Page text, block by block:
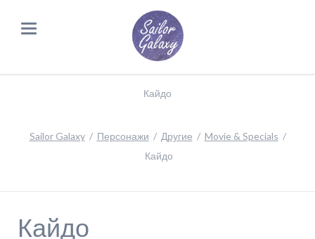
Кайдо
Sailor Galaxy Персонажи Другие
Movie & Specials
Кайдо
Кайдо